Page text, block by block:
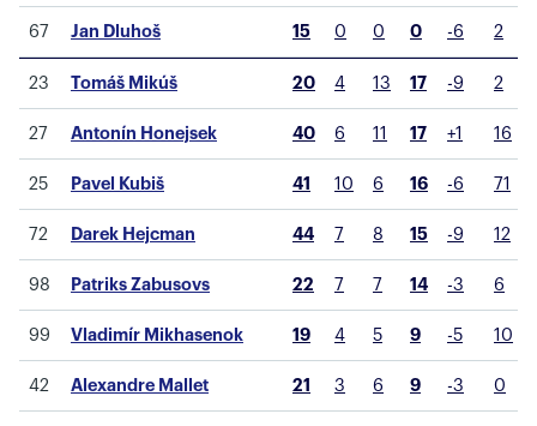
67 Jan Dluhoš 15 0 0 0 -6 2
23 Tomáš Mikúš 20 4 13 17 -9 2
27 Antonín Honejsek 40 6 11 17 +1 16
25 Pavel Kubiš 41 10 6 16 -6 71
72 Darek Hejcman 44 7 8 15 -9 12
98 Patriks Zabusovs 22 7 7 14 -3 6
99 Vladimír Mikhasenok 19 4 5 9 -5 10
42 Alexandre Mallet 21 3 6 9 -3 0